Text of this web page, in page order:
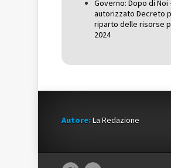
Governo: Dopo di Noi
autorizzato Decreto
riparto delle risorse
2024
Autore:La Redazione